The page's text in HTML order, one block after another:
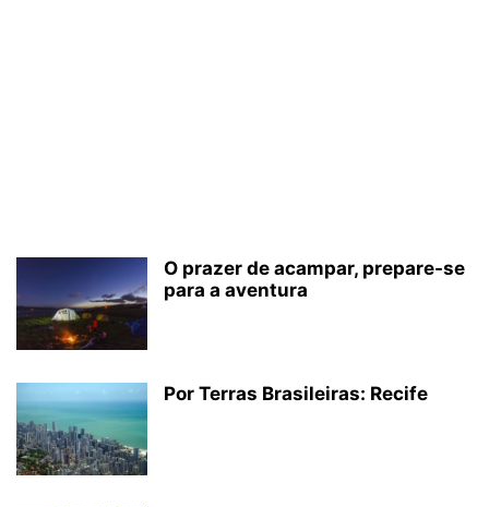
O prazer de acampar, prepare-se
para a aventura
Por Terras Brasileiras: Recife